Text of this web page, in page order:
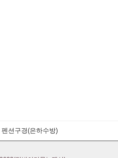
펜션구경(은하수방)